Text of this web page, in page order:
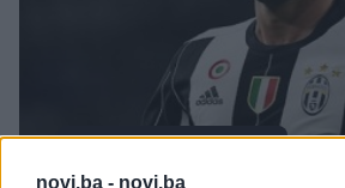
novi.ba - novi.ba